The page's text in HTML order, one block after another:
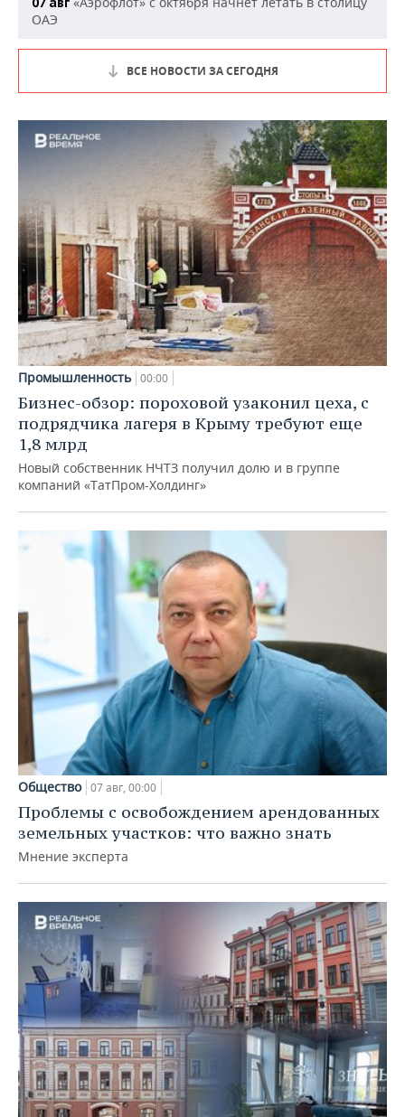
ОАЭ
ВСЕ НОВОСТИ ЗА СЕГОДНЯ
Промышленность 00:00
Бизнес-обзор: пороховой узаконил цеха, с
подрядчика лагеря в Крыму требуют еще
1,8 млрд
Новый собственник НЧТЗ получил долю и в группе
компаний «ТатПром-Холдинг»
Общество 07 авг, 00:00
Проблемы с освобождением арендованных
земельных участков: что важно знать
Мнение эксперта